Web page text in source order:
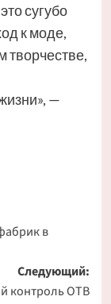
сугубо
к моде,
творчестве,
—
в
Следующий:
контроль OTB